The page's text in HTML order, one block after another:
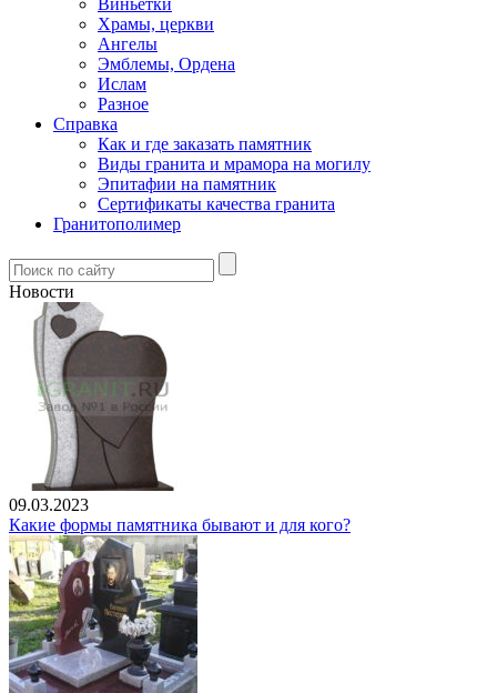
Виньетки
Храмы, церкви
Ангелы
Эмблемы, Ордена
Ислам
Разное
Справка
Как и где заказать памятник
Виды гранита и мрамора на могилу
Эпитафии на памятник
Сертификаты качества гранита
Гранитополимер
Новости
09.03.2023
Какие формы памятника бывают и для кого?